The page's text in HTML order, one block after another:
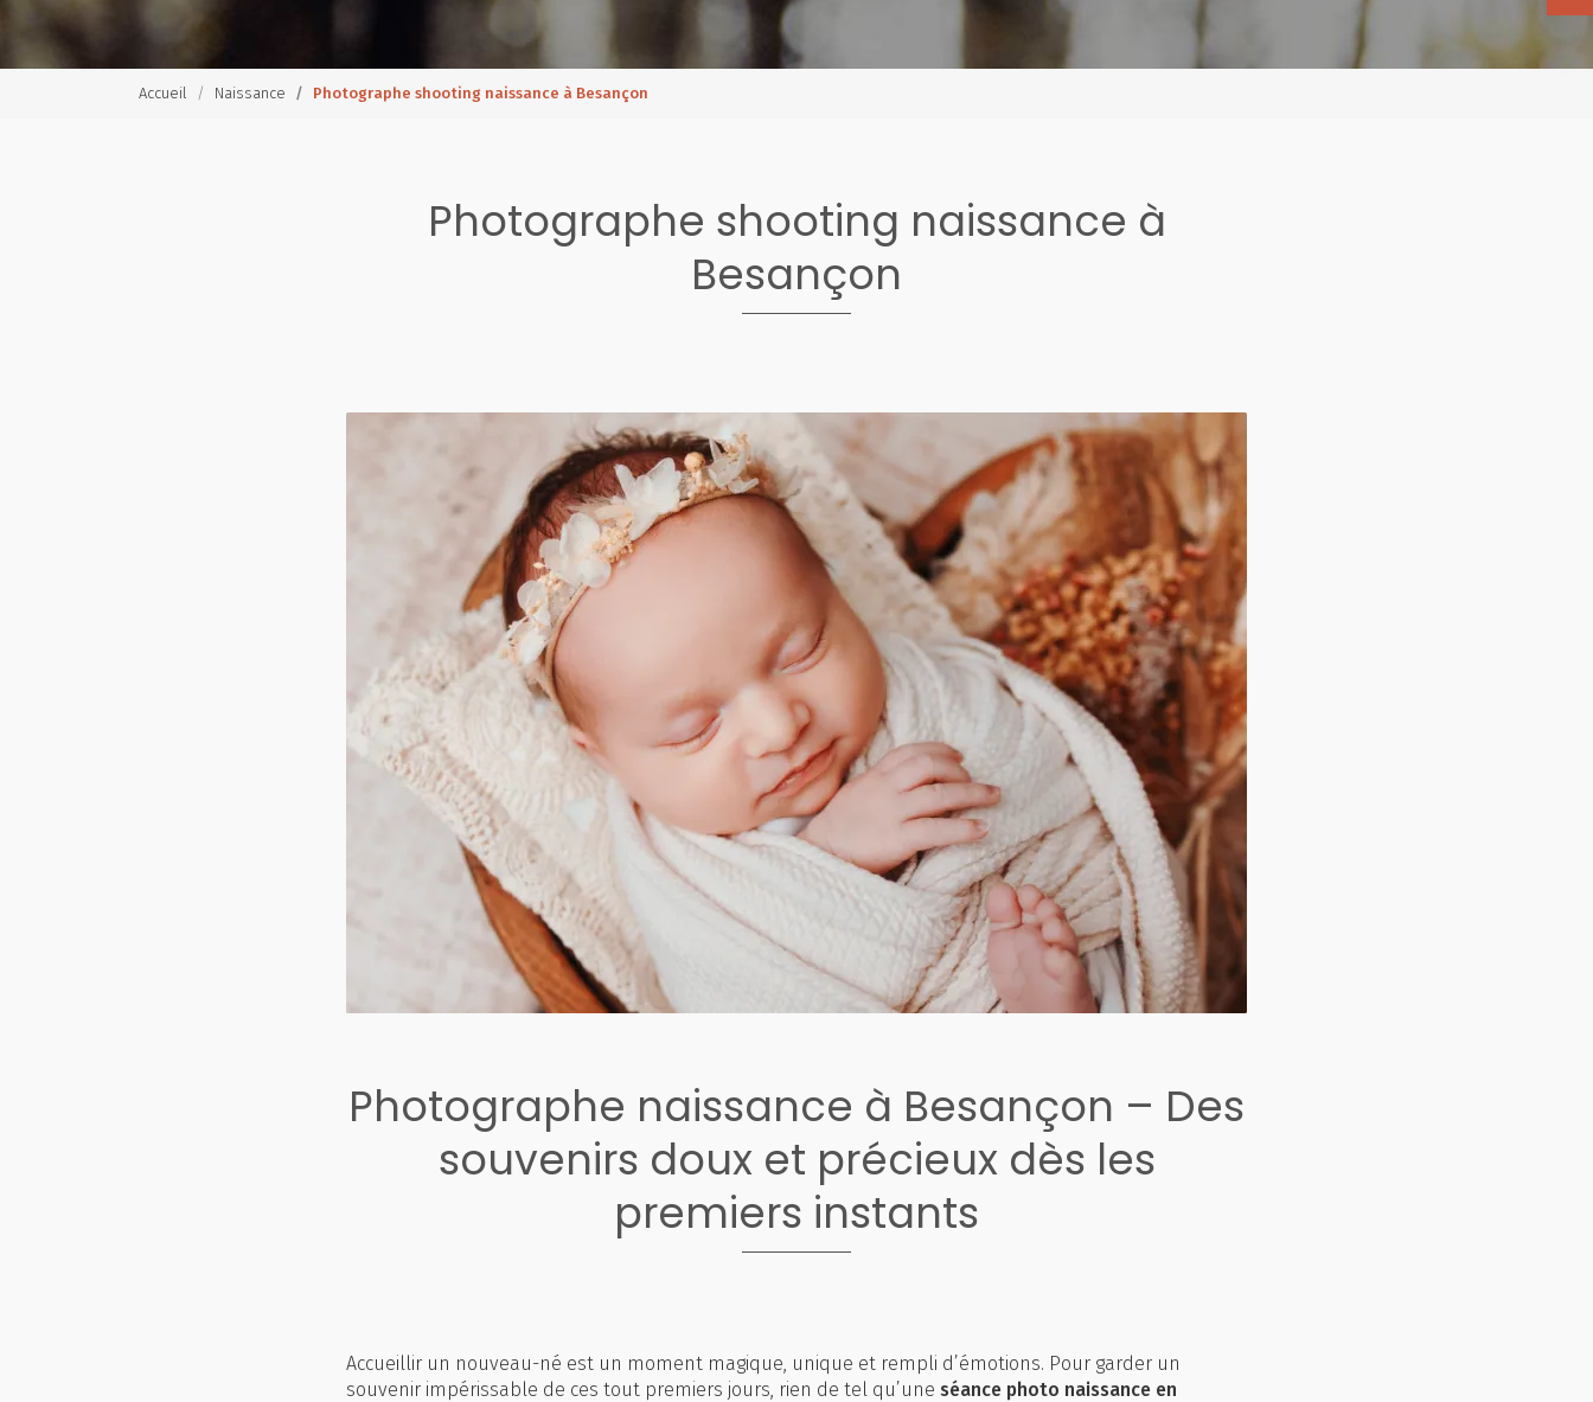
Accueil Naissance Photographe shooting naissance à Besançon
Photographe shooting naissance à
Besançon
Photographe naissance à Besançon – Des
souvenirs doux et précieux dès les
premiers instants
Accueillir un nouveau-né est un moment magique, unique et rempli d’émotions. Pour garder un
souvenir impérissable de ces tout premiers jours, rien de tel qu’une séance photo naissance en